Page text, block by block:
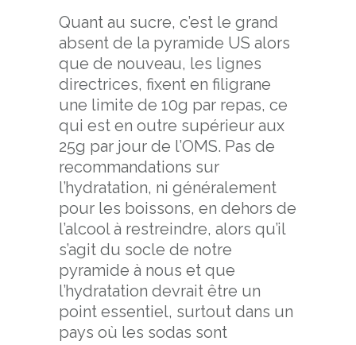
Quant au sucre, c’est le grand
absent de la pyramide US alors
que de nouveau, les lignes
directrices, fixent en filigrane
une limite de 10g par repas, ce
qui est en outre supérieur aux
25g par jour de l’OMS. Pas de
recommandations sur
l’hydratation, ni généralement
pour les boissons, en dehors de
l’alcool à restreindre, alors qu’il
s’agit du socle de notre
pyramide à nous et que
l’hydratation devrait être un
point essentiel, surtout dans un
pays où les sodas sont